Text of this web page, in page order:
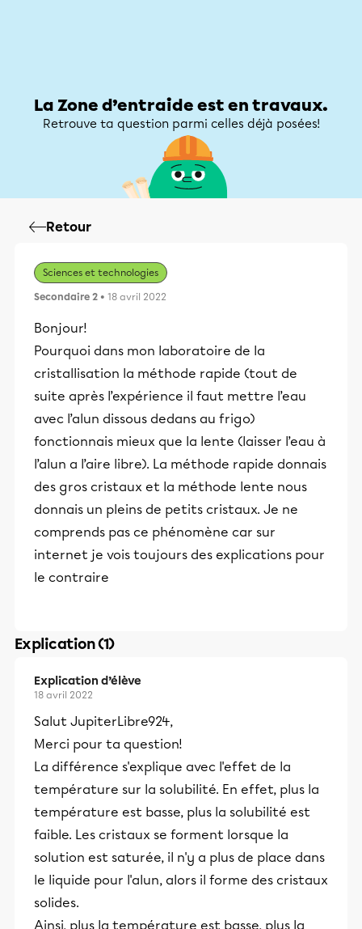
La Zone d’entraide est en travaux.
Retrouve ta question parmi celles déjà posées!
Retour
Sciences et technologies
Secondaire 2 • 18 avril 2022
Bonjour!
Pourquoi dans mon laboratoire de la
cristallisation la méthode rapide (tout de
suite après l’expérience il faut mettre l’eau
avec l’alun dissous dedans au frigo)
fonctionnais mieux que la lente (laisser l’eau à
l’alun a l’aire libre). La méthode rapide donnais
des gros cristaux et la méthode lente nous
donnais un pleins de petits cristaux. Je ne
comprends pas ce phénomène car sur
internet je vois toujours des explications pour
le contraire
Explication (1)
Explication d’élève
18 avril 2022
Salut JupiterLibre924,
Merci pour ta question!
La différence s'explique avec l'effet de la
température sur la solubilité. En effet, plus la
température est basse, plus la solubilité est
faible. Les cristaux se forment lorsque la
solution est saturée, il n'y a plus de place dans
le liquide pour l'alun, alors il forme des cristaux
solides.
Ainsi, plus la température est basse, plus la